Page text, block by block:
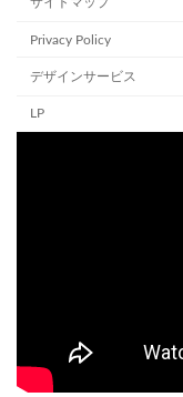
Privacy Policy
デザインサービス
LP